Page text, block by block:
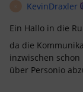
KevinDraxler
Ein Hallo in die
da die
inzwischen
über Personio